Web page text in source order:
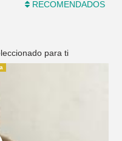
RECOMENDADOS
para ti